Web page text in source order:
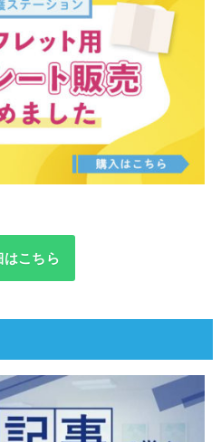
はこちら